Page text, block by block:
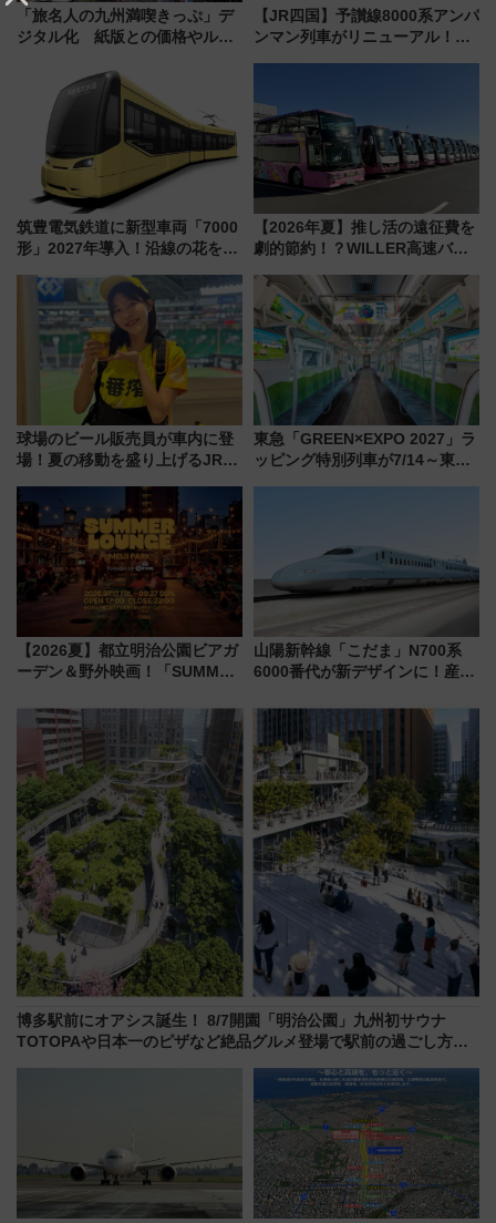
「旅名人の九州満喫きっぷ」デ
ジタル化 紙版との価格やルー
【JR四国】予讃線8000系アンパ
ンマン列車がリニューアル！内
筑豊電気鉄道に新型車両「7000
形」2027年導入！沿線の花をイ
内は落ち着いたゆとりある空間
【2026年夏】推し活の遠征費を
劇的節約！？WILLER高速バス
温泉の最強ルート 予約期間・
対象路線まとめ
球場のビール販売員が車内に登
場！夏の移動を盛り上げるJR九
月7日限定 ソフトバンクホーク
スとコラボ
東急「GREEN×EXPO 2027」ラ
ッピング特別列車が7/14～東
【2026夏】都立明治公園ビアガ
ーデン＆野外映画！「SUMMER
ケジュール 夜風とビール、映画
を満喫！
山陽新幹線「こだま」N700系
6000番代が新デザインに！産学
用は今冬から
博多駅前にオアシス誕生！ 8/7開園「明治公園」九州初サウナ
TOTOPAや日本一のピザなど絶品グルメ登場で駅前の過ごし方は